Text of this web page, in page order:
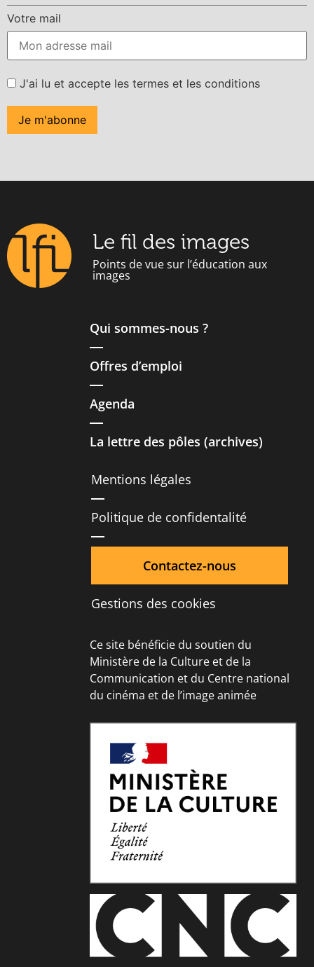
Votre mail
J'ai lu et accepte les termes et les conditions
Le fil des images
Points de vue sur l’éducation aux
images
Qui sommes-nous ?
Offres d’emploi
Agenda
La lettre des pôles (archives)
Mentions légales
Politique de confidentalité
Contactez-nous
Gestions des cookies
Ce site bénéficie du soutien du
Ministère de la Culture et de la
Communication et du Centre national
du cinéma et de l’image animée